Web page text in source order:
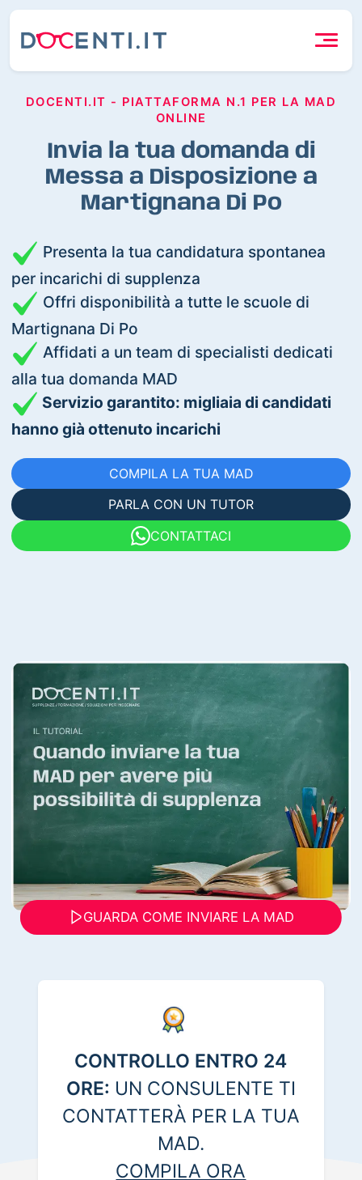
DOCENTI.IT - PIATTAFORMA N.1 PER LA MAD
ONLINE
Invia la tua domanda di
Messa a Disposizione a
Martignana Di Po
Presenta la tua candidatura spontanea
per incarichi di supplenza
Offri disponibilità a tutte le scuole di
Martignana Di Po
Affidati a un team di specialisti dedicati
alla tua domanda MAD
Servizio garantito: migliaia di candidati
hanno già ottenuto incarichi
COMPILA LA TUA MAD
PARLA CON UN TUTOR
CONTATTACI
GUARDA COME INVIARE LA MAD
CONTROLLO ENTRO 24
ORE: UN CONSULENTE TI
CONTATTERÀ PER LA TUA
MAD.
COMPILA ORA